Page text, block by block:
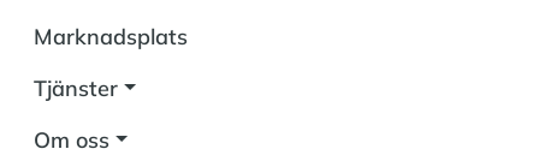
Marknadsplats
Tjänster
Om oss